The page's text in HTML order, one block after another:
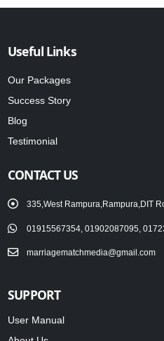
Useful Links
Our Packages
Success Story
Blog
Testimonial
CONTACT US
335,West Rampura,Rampura,DIT
01915567354, 01902087095,
marriagematchmedia@gmail.com
SUPPORT
User Manual